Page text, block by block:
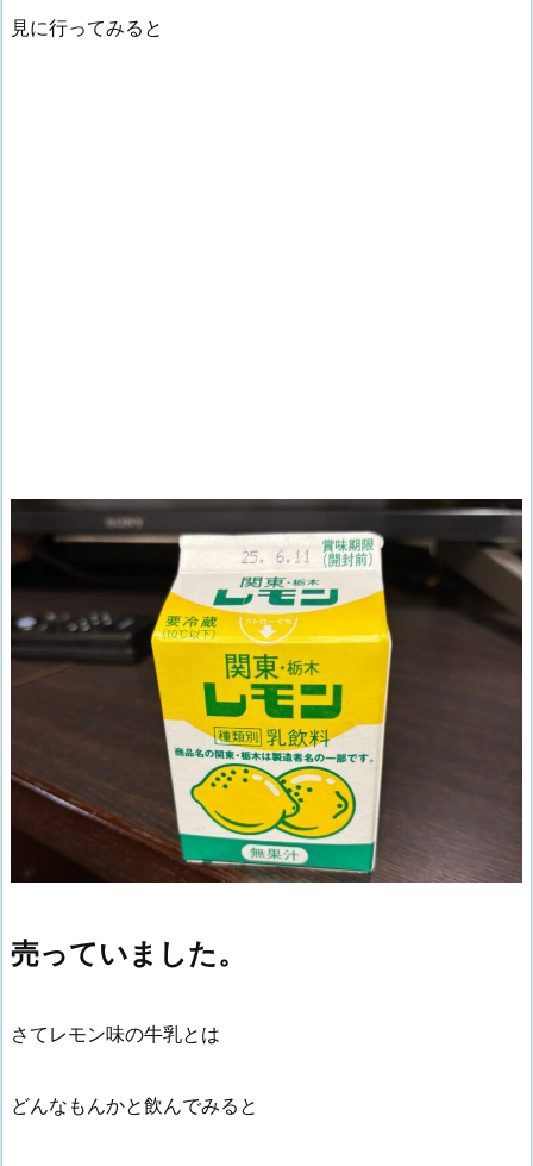
見に行ってみると
売っていました。
さてレモン味の牛乳とは
どんなもんかと飲んでみると